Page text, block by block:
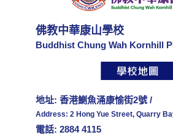
佛教中華康山學校
Buddhist Chung Wah Kornhill
地址: 香港鰂魚涌康愉街2號 /
Address: 2 Hong Yue Street, Quarry
電話: 2884 4115